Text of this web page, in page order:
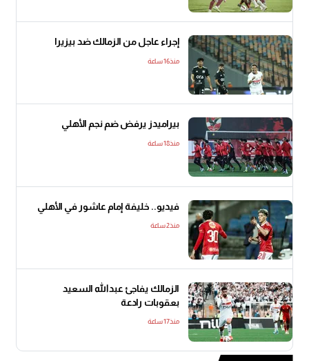
إجراء عاجل من الزمالك ضد بيزيرا
منذ16 ساعة
بيراميدز يرفض ضم نجم الأهلي
منذ18 ساعة
فيديو.. خليفة إمام عاشور في الأهلي
منذ2 ساعة
الزمالك يفاجئ عبدالله السعيد
بعقوبات رادعة
منذ17 ساعة